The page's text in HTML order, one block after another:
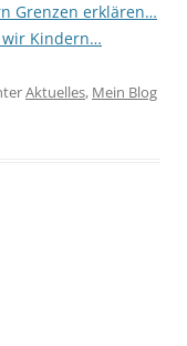
Grenzen erklären…
wir Kindern…
Aktuelles, Mein Blog